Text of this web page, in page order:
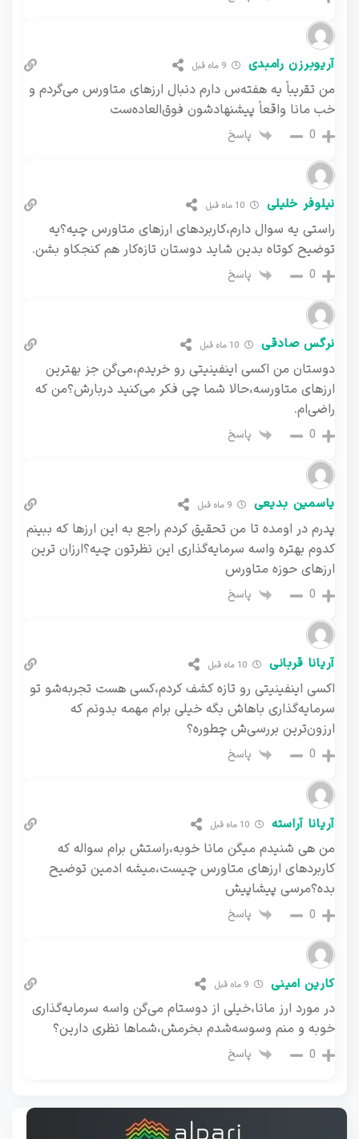
آریوبرزن رامبدی 9 ماه قبل
من تقریباً یه هفته‌س دارم دنبال ارزهای متاورس می‌گردم و
خب مانا واقعاً پیشنهادشون فوق‌العاده‌ست
0 پاسخ
نیلوفر خلیلی 10 ماه قبل
راستی یه سوال دارم،کاربردهای ارزهای متاورس چیه؟یه
توضیح کوتاه بدین شاید دوستان تازه‌کار هم کنجکاو بشن.
0 پاسخ
نرگس صادقی
دوستان من اکسی اینفینیتی رو خریدم،می‌گن جز بهترین
ارزهای متاورسه،حالا شما چی فکر می‌کنید دربارش؟من که
راضی‌ام.
0 پاسخ
یاسمین بدیعی 9 ماه قبل
پدرم در اومده تا من تحقیق کردم راجع به این ارزها که ببینم
کدوم بهتره واسه سرمایه‌گذاری این نظرتون چیه؟ارزان ترین
ارزهای حوزه متاورس
0 پاسخ
آریانا قربانی 10 ماه قبل
اکسی اینفینیتی رو تازه کشف کردم،کسی هست تجربه‌شو تو
سرمایه‌گذاری باهاش بگه خیلی برام مهمه بدونم که
ارزون‌ترین بررسی‌ش چطوره؟
0 پاسخ
آریانا آراسته 10 ماه قبل
من هی شنیدم میگن مانا خوبه،راستش برام سواله که
کاربردهای ارزهای متاورس چیست،میشه ادمین توضیح
بده؟مرسی پیشاپیش
0 پاسخ
کارین امینی
در مورد ارز مانا،خیلی از دوستام می‌گن واسه سرمایه‌گذاری
خوبه و منم وسوسه‌شدم بخرمش،شماها نظری دارین؟
0 پاسخ